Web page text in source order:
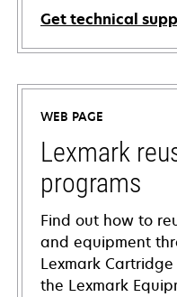
Get technical
opens
in
new
tab
WEB PAGE
Lexmark
programs
Find out how to
and equipment
Lexmark
the Lexmark